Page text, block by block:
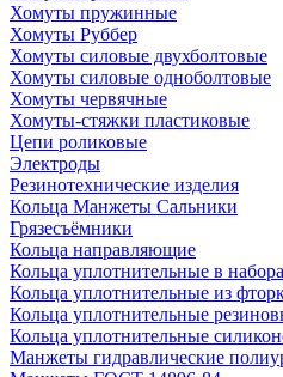
Хомуты пружинные
Хомуты Руббер
Хомуты силовые двухболтовые
Хомуты силовые одноболтовые
Хомуты червячные
Хомуты-стяжки пластиковые
Цепи роликовые
Электроды
Резинотехнические изделия
Кольца Манжеты Сальники
Грязесъёмники
Кольца направляющие
Кольца уплотнительные в
Кольца уплотнительные из
Кольца уплотнительные
Кольца уплотнительные
Манжеты гидравлические